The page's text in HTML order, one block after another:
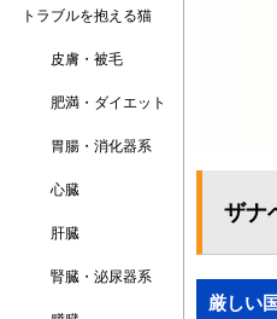
トラブルを抱える猫
皮膚・被毛
肥満・ダイエット
胃腸・消化器系
心臓
肝臓
腎臓・泌尿器系
ザナ
厳しい